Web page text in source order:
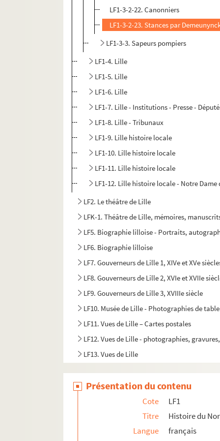
LF1-3-2-22. Canonniers
LF1-3-2-23. Stances par
LF1-3-3. Sapeurs pompiers
LF1-4. Lille
LF1-5. Lille
LF1-6. Lille
LF1-7. Lille - Institutions - Presse -
LF1-8. Lille - Tribunaux
LF1-9. Lille histoire locale
LF1-10. Lille histoire locale
LF1-11. Lille histoire locale
LF1-12. Lille histoire locale - Notre Dame
LF2. Le théâtre de Lille
LFK-1. Théâtre de Lille, mémoires,
LF5. Biographie lilloise - Portraits,
LF6. Biographie lilloise
LF7. Gouverneurs de Lille 1, XIVe et XVe
LF8. Gouverneurs de Lille 2, XVIe et XVIIe
LF9. Gouverneurs de Lille 3, XVIIIe siècle
LF10. Musée de Lille - Photographies de
LF11. Vues de Lille – Cartes postales
LF12. Vues de Lille - photographies,
LF13. Vues de Lille
LF15. Lille Ancienne et moderne - gravures,
LF16. Facultés catholiques de Lille
LF17. Programmes de concerts
LF18. Brochures sur la musique à Lille
Présentation du contenu
Cote
LF1
Titre
Histoire du
Langue
français